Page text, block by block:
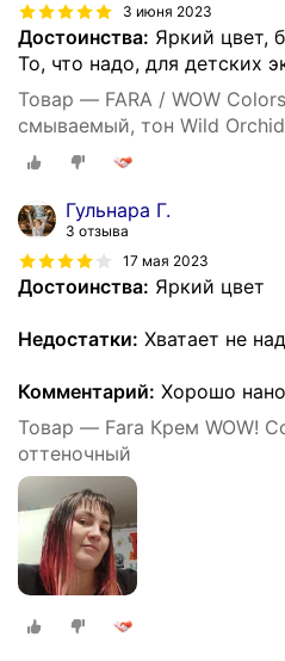
3 июня 2023
Достоинства: Яркий цвет,
То, что надо, для детских
Товар — FARA / WOW
смываемый, тон Wild
Гульнара Г.
3 отзыва
17 мая 2023
Достоинства: Яркий цвет
Недостатки: Хватает не
Комментарий: Хорошо
Товар — Fara Крем WOW!
оттеночный